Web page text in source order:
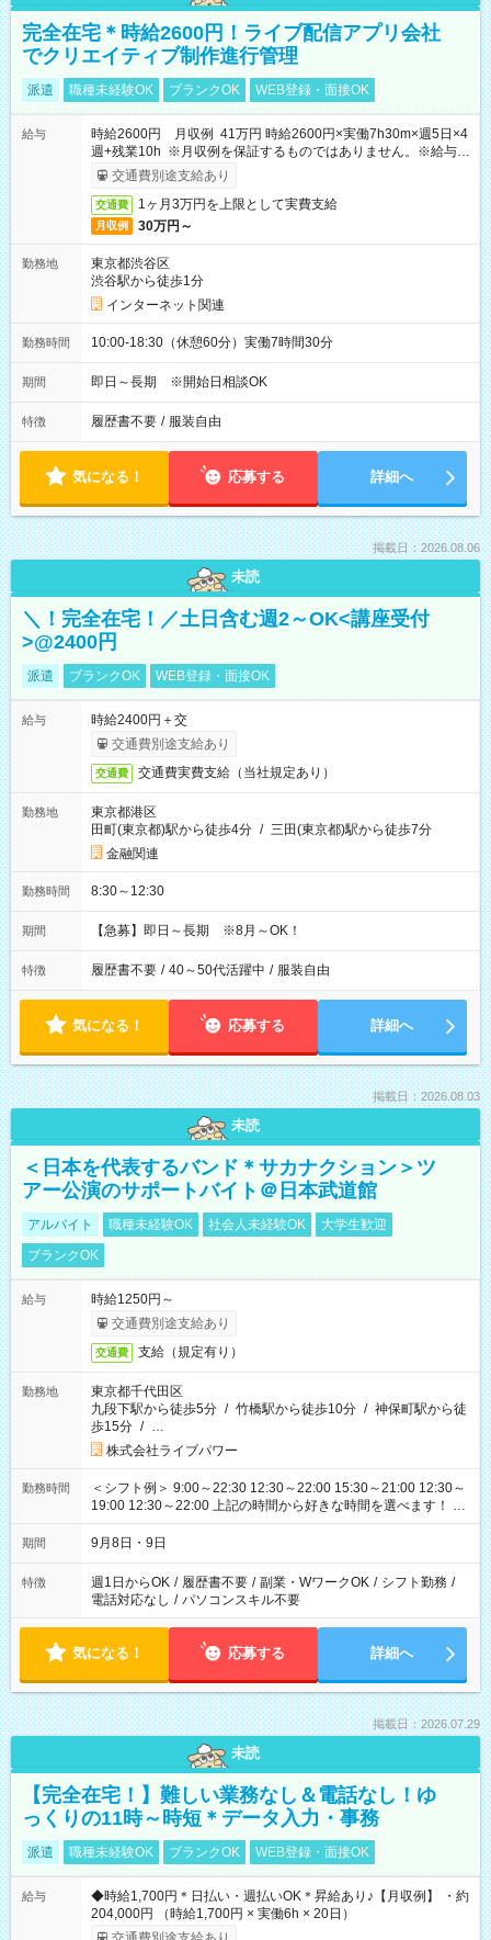
完全在宅＊時給2600円！ライブ配信アプリ会社
でクリエイティブ制作進行管理
派遣 職種未経験OK ブランクOK WEB登録・面接OK
給与
時給2600円 月収例 41万円 時給2600円×実働7h30m×週5日×4
週+残業10h ※月収例を保証するものではありません。※給与即
受取りサービス利用可（利用条件有）
交通費別途支給あり
交通費 1ヶ月3万円を上限として実費支給
月収例 30万円～
勤務地
東京都渋谷区
渋谷駅から徒歩1分
インターネット関連
勤務時間 10:00-18:30（休憩60分）実働7時間30分
期間 即日～長期 ※開始日相談OK
特徴 履歴書不要 / 服装自由
気になる！ 応募する 詳細へ
掲載日：2026.08.06
未読
＼！完全在宅！／土日含む週2～OK<講座受付
>@2400円
派遣 ブランクOK WEB登録・面接OK
給与
時給2400円＋交
交通費別途支給あり
交通費 交通費実費支給（当社規定あり）
勤務地
東京都港区
田町(東京都)駅から徒歩4分 / 三田(東京都)駅から徒歩7分
金融関連
勤務時間 8:30～12:30
期間 【急募】即日～長期 ※8月～OK！
特徴 履歴書不要 / 40～50代活躍中 / 服装自由
気になる！ 応募する 詳細へ
掲載日：2026.08.03
未読
＜日本を代表するバンド＊サカナクション＞ツ
アー公演のサポートバイト＠日本武道館
アルバイト 職種未経験OK 社会人未経験OK
大学生歓迎
ブランクOK
給与
時給1250円～
交通費別途支給あり
交通費 支給（規定有り）
勤務地
東京都千代田区
九段下駅から徒歩5分 / 竹橋駅から徒歩10分 / 神保町駅から徒
歩15分 / …
株式会社ライブパワー
勤務時間
＜シフト例＞ 9:00～22:30 12:30～22:00 15:30～21:00 12:30～
19:00 12:30～22:00 上記の時間から好きな時間を選べます！ ※
時間は変更となる可能性があります
期間 9月8日・9日
特徴 週1日からOK / 履歴書不要 / 副業・WワークOK / シフト勤務 /
電話対応なし / パソコンスキル不要
気になる！ 応募する 詳細へ
掲載日：2026.07.29
未読
【完全在宅！】難しい業務なし＆電話なし！ゆ
っくりの11時～時短＊データ入力・事務
派遣 職種未経験OK ブランクOK WEB登録・面接OK
給与
◆時給1,700円＊日払い・週払いOK＊昇給あり♪【月収例】 ・約
204,000円 （時給1,700円 × 実働6h × 20日）